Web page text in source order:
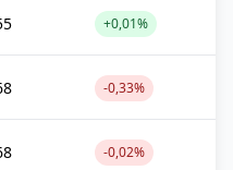
+0,01%
-0,33%
-0,02%